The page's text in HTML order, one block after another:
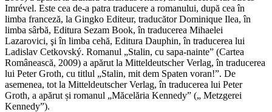
Imrével. Este cea de-a patra traducere a romanului, după cea în
limba franceză, la Gingko Editeur, traducător Dominique Ilea, în
limba sârbă, Editura Sezam Book, în traducerea Mihaelei
Lazarovici, şi în limba cehă, Editura Dauphin, în traducerea lui
Ladislav Cetkovský. Romanul „Stalin, cu sapa-nainte” (Cartea
Românească, 2009) a apărut la Mitteldeutscher Verlag, în traducerea
lui Peter Groth, cu titlul „Stalin, mit dem Spaten voran!”. De
asemenea, tot la Mitteldeutscher Verlag, în traducerea lui Peter
Groth, a apărut și romanul „Măcelăria Kennedy” („ Metzgerei
Kennedy”).